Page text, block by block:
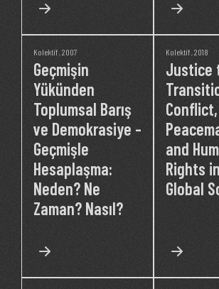
Kolektif , 2007
Geçmişin
Yükünden
Toplumsal Barış
ve Demokrasiye -
Geçmişle
Hesaplaşma:
Neden? Ne
Zaman? Nasıl?
Kolektif , 2018
Justice
Conflict,
and
Rights
Global